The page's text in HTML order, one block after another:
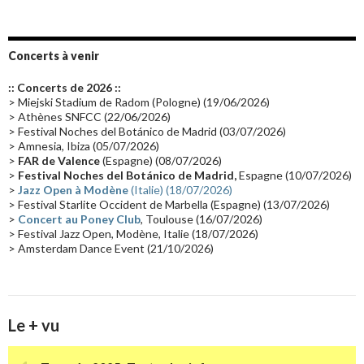
Groupe de Recherche Musicale
Passages radio Vidéo Jarrecast (16) Synthé 80's
Les concerts en Chine(16) Cinéma
Synthé Roland(15) Belgique(15)
(14) Astronomie (14)
Tournée 2025(14) 2024(14) Chine(13)
Concerts à venir
:: Concerts de 2026 ::
> Miejski Stadium de Radom (Pologne) (19/06/2026)
> Athènes SNFCC (22/06/2026)
> Festival Noches del Botánico de Madrid (03/07/2026)
> Amnesia, Ibiza (05/07/2026)
> FAR de Valence(Espagne) (08/07/2026)
> Festival Noches del Botánico de Madrid,Espagne (10/07/2026)
> Jazz Open à Modène(Italie) (18/07/2026)
> Festival Starlite Occident de Marbella (Espagne) (13/07/2026)
> Concert au Poney Club, Toulouse (16/07/2026)
> Festival Jazz Open, Modène, Italie (18/07/2026)
> Amsterdam Dance Event (21/10/2026)
Le + vu